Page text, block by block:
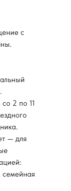
с
2 по 11
— для
семейная